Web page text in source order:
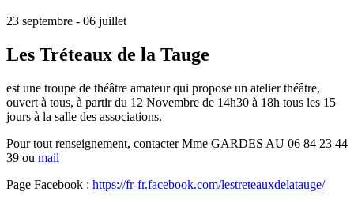
23 septembre - 06 juillet
Les Tréteaux de la Tauge
est une troupe de théâtre amateur qui propose un atelier théâtre,
ouvert à tous, à partir du 12 Novembre de 14h30 à 18h tous les 15
jours à la salle des associations.
Pour tout renseignement, contacter Mme GARDES AU 06 84 23 44
39 ou mail
Page Facebook : https://fr-fr.facebook.com/lestreteauxdelatauge/